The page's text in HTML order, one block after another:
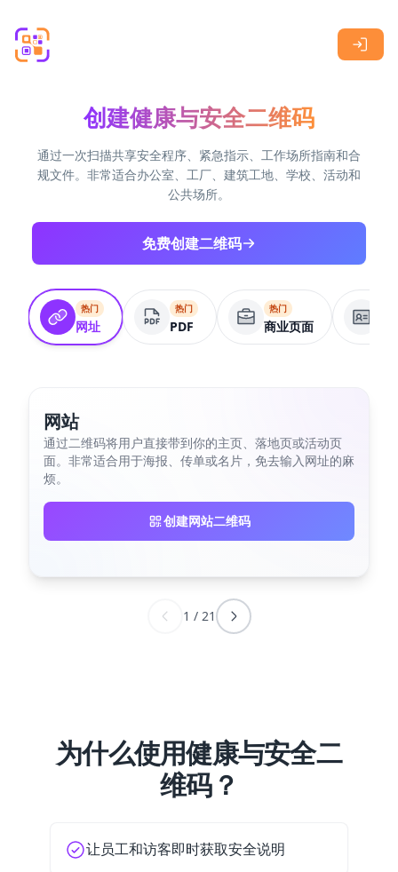
创建健康与安全二维码
通过一次扫描共享安全程序、紧急指示、工作场所指南和合
规文件。非常适合办公室、工厂、建筑工地、学校、活动和
公共场所。
免费创建二维码
热门
网址
热门
PDF
热门
商业页面
网站
通过二维码将用户直接带到你的主页、落地页或活动页
面。非常适合用于海报、传单或名片，免去输入网址的麻
烦。
创建网站二维码
1 / 21
为什么使用健康与安全二
维码？
让员工和访客即时获取安全说明